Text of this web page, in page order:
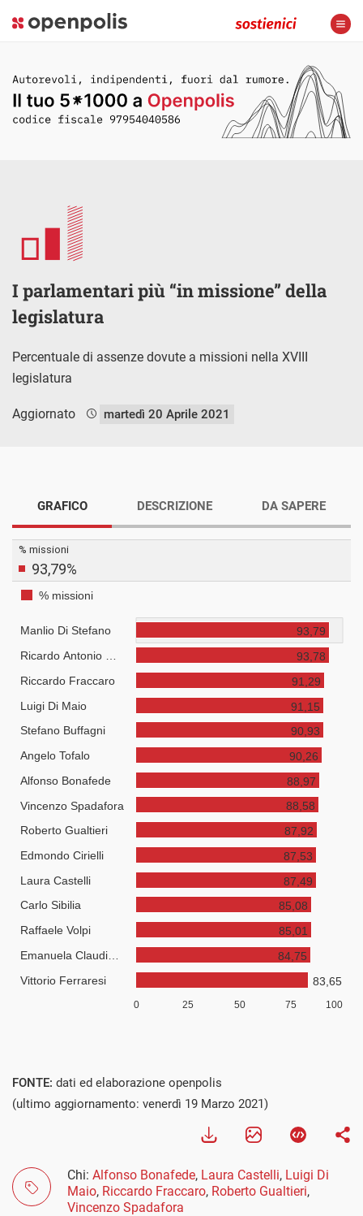
I parlamentari più “in missione” della
legislatura
Percentuale di assenze dovute a missioni nella XVIII
legislatura
Aggiornato martedì 20 Aprile 2021
GRAFICO DESCRIZIONE DA SAPERE
FONTE: dati ed elaborazione openpolis
(ultimo aggiornamento: venerdì 19 Marzo 2021)
Chi: Alfonso Bonafede, Laura Castelli, Luigi Di
Maio, Riccardo Fraccaro, Roberto Gualtieri,
Vincenzo Spadafora